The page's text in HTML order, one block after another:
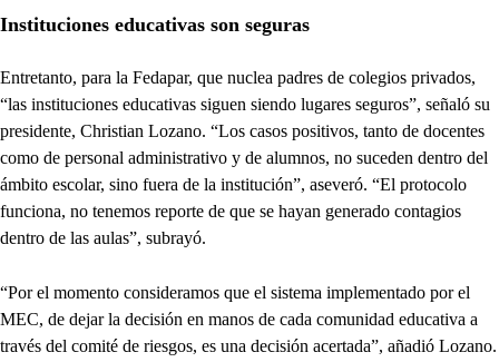
Instituciones educativas son seguras
Entretanto, para la Fedapar, que nuclea padres de colegios privados,
“las instituciones educativas siguen siendo lugares seguros”, señaló su
presidente, Christian Lozano. “Los casos positivos, tanto de docentes
como de personal administrativo y de alumnos, no suceden dentro del
ámbito escolar, sino fuera de la institución”, aseveró. “El protocolo
funciona, no tenemos reporte de que se hayan generado contagios
dentro de las aulas”, subrayó.
“Por el momento consideramos que el sistema implementado por el
MEC, de dejar la decisión en manos de cada comunidad educativa a
través del comité de riesgos, es una decisión acertada”, añadió Lozano.